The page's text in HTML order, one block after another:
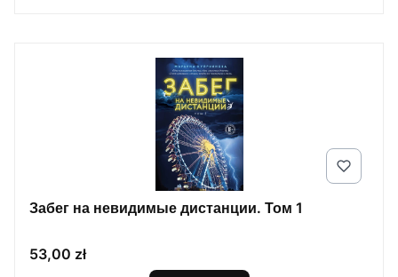
Забег на невидимые дистанции. Том 1
Cena
53,00 zł